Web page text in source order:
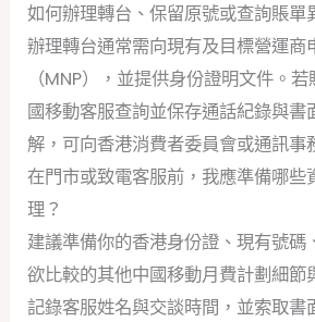
如何辦理轉台、保留原號或查詢賬單
辦理轉台通常需向現有及目標營運商
（MNP），並提供身份證明文件。
國移動客服查詢並保存通話紀錄與書
解，可向香港消費者委員會或通訊事
在門市或致電客服前，我應準備哪些
理？
建議準備你的香港身份證、現有號碼
欲比較的其他中國移動月費計劃細節
記錄客服姓名與交談時間，並索取書